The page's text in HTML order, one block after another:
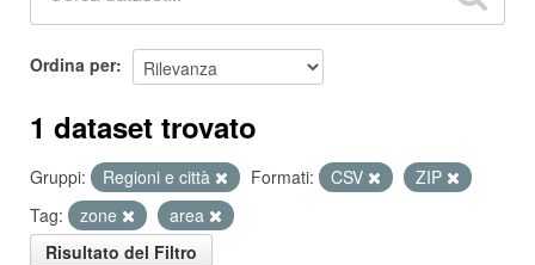
Ordina per
1 dataset trovato
Gruppi: Regioni e città Formati: CSV
ZIP
Tag:
zone
area
Risultato del Filtro